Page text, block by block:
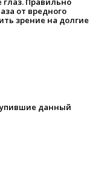
от вредного
зрение на долгие
данный